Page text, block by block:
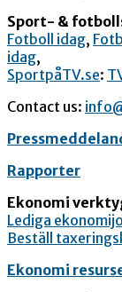
Sport- &
Fotboll idag,
idag,
SportpåTV.se:
Contact us:
Rapporter
Ekonomi
Lediga
Beställ
Ekonomi